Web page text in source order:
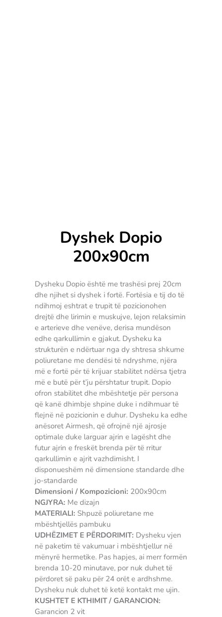
Dyshek Dopio
200x90cm
Dysheku Dopio është me trashësi prej 20cm
dhe njihet si dyshek i fortë. Fortësia e tij do të
ndihmoj eshtrat e trupit të pozicionohen
drejtë dhe lirimin e muskujve, lejon relaksimin
e arterieve dhe venëve, derisa mundëson
edhe qarkullimin e gjakut. Dysheku ka
strukturën e ndërtuar nga dy shtresa shkume
poliuretane me dendësi të ndryshme, njëra
më e fortë për të krijuar stabilitet ndërsa tjetra
më e butë për t’ju përshtatur trupit. Dopio
ofron stabilitet dhe mbështetje për persona
që kanë dhimbje shpine duke i ndihmuar të
flejnë në pozicionin e duhur. Dysheku ka edhe
anësoret Airmesh, që ofrojnë një ajrosje
optimale duke larguar ajrin e lagësht dhe
futur ajrin e freskët brenda për të rritur
qarkullimin e ajrit vazhdimisht. I
disponueshëm në dimensione standarde dhe
jo-standarde
Dimensioni / Kompozicioni: 200x90cm
NGJYRA: Me dizajn
MATERIALI: Shpuzë poliuretane me
mbështjellës pambuku
UDHËZIMET E PËRDORIMIT: Dysheku vjen
në paketim të vakumuar i mbështjellur në
mënyrë hermetike. Pas hapjes, ai merr formën
brenda 10-20 minutave, por nuk duhet të
përdoret së paku për 24 orët e ardhshme.
Dysheku nuk duhet të ketë kontakt me ujin.
KUSHTET E KTHIMIT / GARANCION:
Garancion 2 vit